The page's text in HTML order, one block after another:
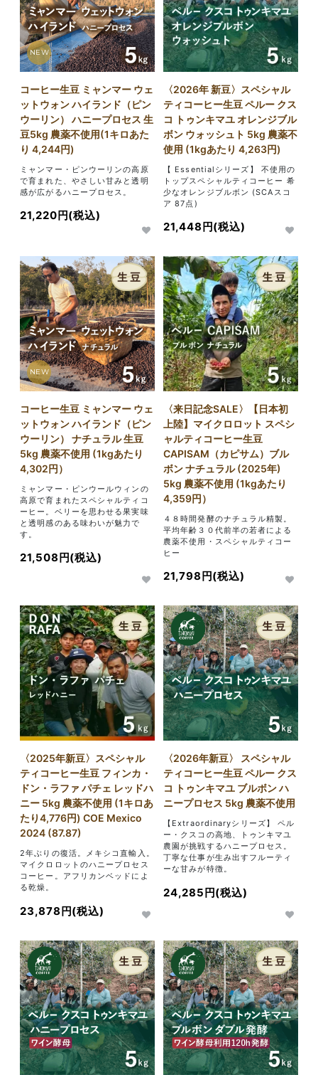
NEW
コーヒー生豆 ミャンマー ウェ
ットウォン ハイランド（ピン
ウーリン） ハニープロセス 生
豆5kg 農薬不使用(1キロあた
り 4,244円)
ミャンマー・ピンウーリンの高原
で育まれた、やさしい甘みと透明
感が広がるハニープロセス。
21,220円(税込)
〈2026年 新豆〉スペシャル
ティコーヒー生豆 ペルー クス
コ トゥンキマユ オレンジブル
ボン ウォッシュト 5kg 農薬不
使用 (1kgあたり 4,263円)
【 Essentialシリーズ】 不使用の
トップスペシャルティコーヒー 希
少なオレンジブルボン (SCAスコ
ア 87点)
21,448円(税込)
NEW
コーヒー生豆 ミャンマー ウェ
ットウォン ハイランド（ピン
ウーリン） ナチュラル 生豆
5kg 農薬不使用 (1kgあたり
4,302円）
ミャンマー・ピンウールウィンの
高原で育まれたスペシャルティコ
ーヒー。ベリーを思わせる果実味
と透明感のある味わいが魅力で
す。
21,508円(税込)
〈来日記念SALE〉【日本初
上陸】マイクロロット スペシ
ャルティコーヒー生豆
CAPISAM（カピサム）ブル
ボン ナチュラル (2025年)
5kg 農薬不使用 (1kgあたり
4,359円）
４８時間発酵のナチュラル精製。
平均年齢３０代前半の若者による
農薬不使用・スペシャルティコー
ヒー
21,798円(税込)
〈2025年新豆〉スペシャル
ティコーヒー生豆 フィンカ・
ドン・ラファ パチェ レッドハ
ニー 5kg 農薬不使用 (1キロあ
たり4,776円) COE Mexico
2024 (87.87)
2年ぶりの復活。メキシコ直輸入。
マイクロロットのハニープロセス
コーヒー。アフリカンベッドによ
る乾燥。
23,878円(税込)
〈2026年新豆〉 スペシャル
ティコーヒー生豆 ペルー クス
コ トゥンキマユ ブルボン ハ
ニープロセス 5kg 農薬不使用
【Extraordinaryシリーズ】 ペル
ー・クスコの高地、トゥンキマユ
農園が挑戦するハニープロセス。
丁寧な仕事が生み出すフルーティ
ーな甘みが特徴。
24,285円(税込)